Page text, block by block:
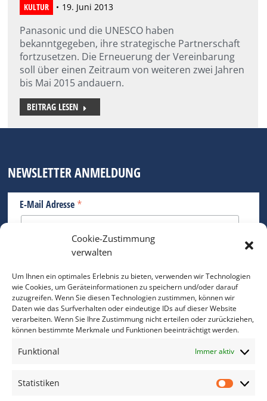
Cookie-Zustimmung
verwalten
Um Ihnen ein optimales Erlebnis zu bieten, verwenden wir Technologien
wie Cookies, um Geräteinformationen zu speichern und/oder darauf
zuzugreifen. Wenn Sie diesen Technologien zustimmen, können wir
Daten wie das Surfverhalten oder eindeutige IDs auf dieser Website
verarbeiten. Wenn Sie Ihre Zustimmung nicht erteilen oder zurückziehen,
können bestimmte Merkmale und Funktionen beeinträchtigt werden.
Funktional Immer aktiv
Statistiken
KULTUR 19. Juni 2013
Panasonic und die UNESCO haben
bekanntgegeben, ihre strategische Partnerschaft
fortzusetzen. Die Erneuerung der Vereinbarung
soll über einen Zeitraum von weiteren zwei Jahren
bis Mai 2015 andauern.
BEITRAG LESEN
NEWSLETTER ANMELDUNG
E-Mail Adresse *
Bitte geben Sie Ihre E-Mail Adresse ein.
*